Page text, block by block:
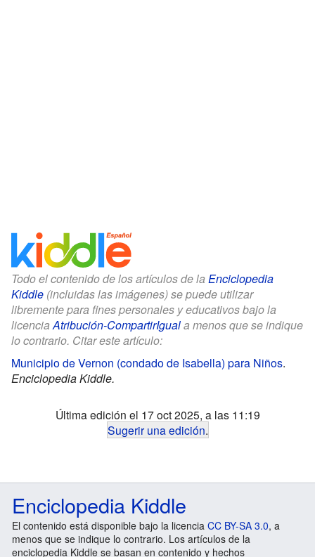
Todo el contenido de los artículos de la Enciclopedia
Kiddle (incluidas las imágenes) se puede utilizar
libremente para fines personales y educativos bajo la
licenciaAtribución-CompartirIguala menos que se indique
lo contrario. Citar este artículo:
Municipio de Vernon (condado de Isabella) para Niños.
Enciclopedia Kiddle.
Última edición el 17 oct 2025, a las 11:19
Sugerir una edición.
Enciclopedia Kiddle
El contenido está disponible bajo la licencia CC BY-SA 3.0, a
menos que se indique lo contrario. Los artículos de la
enciclopedia Kiddle se basan en contenido y hechos